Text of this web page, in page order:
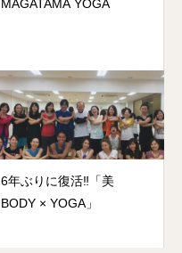
MAGATAMA YOGA
6年ぶりに復活‼️「美
BODY × YOGA」